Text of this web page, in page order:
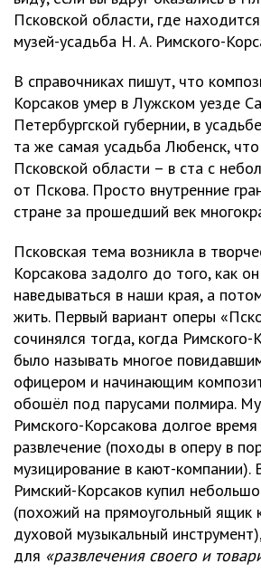
Псковской области, где
музей-усадьба Н. А. Римского-
В справочниках пишут, что
Корсаков умер в Лужском уезде
Петербургской губернии, в
та же самая усадьба Любенск,
Псковской области – в ста с
от Пскова. Просто внутренние
стране за прошедший век
Псковская тема возникла в
Корсакова задолго до того, как
наведываться в наши края, а
жить. Первый вариант оперы
сочинялся тогда, когда
было называть многое
офицером и начинающим
обошёл под парусами полмира.
Римского-Корсакова долгое
развлечение (походы в оперу в
музицирование в кают-
Римский-Корсаков купил
(похожий на прямоугольный ящик
духовой музыкальный
для «развлечения своего и